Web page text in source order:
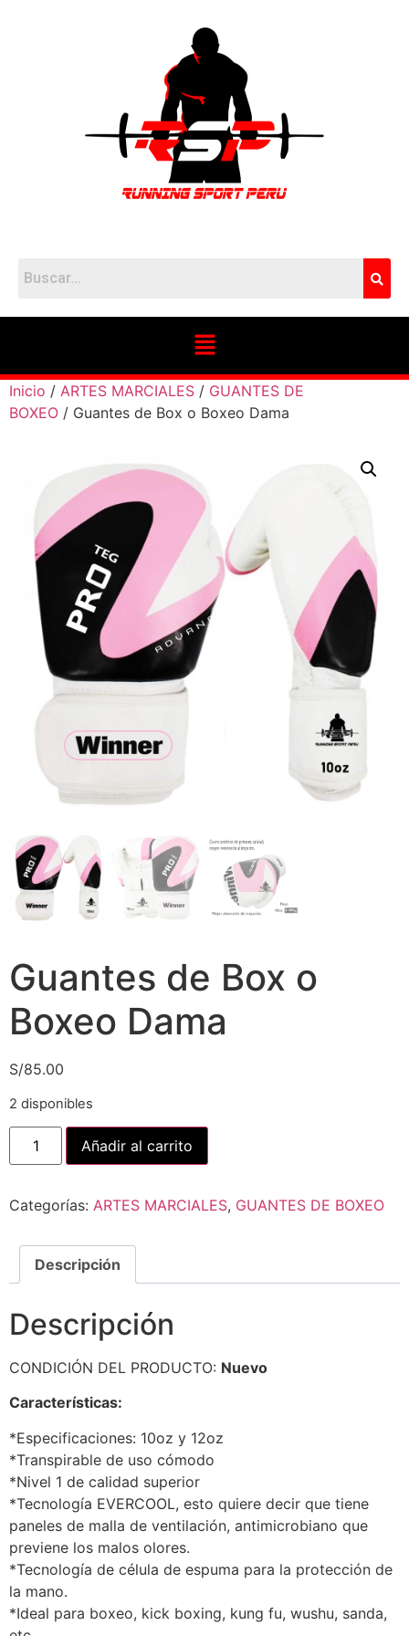
Inicio / ARTES MARCIALES / GUANTES DE
BOXEO / Guantes de Box o Boxeo Dama
Guantes de Box o
Boxeo Dama
S/85.00
2 disponibles
Añadir al carrito
Categorías: ARTES MARCIALES, GUANTES DE BOXEO
Descripción
Descripción
CONDICIÓN DEL PRODUCTO: Nuevo
Características:
*Especificaciones: 10oz y 12oz
*Transpirable de uso cómodo
*Nivel 1 de calidad superior
*Tecnología EVERCOOL, esto quiere decir que tiene
paneles de malla de ventilación, antimicrobiano que
previene los malos olores.
*Tecnología de célula de espuma para la protección de
la mano.
*Ideal para boxeo, kick boxing, kung fu, wushu, sanda,